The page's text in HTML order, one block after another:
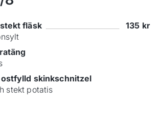
fläsk 135 kr
ostfylld skinkschnitzel
stekt potatis